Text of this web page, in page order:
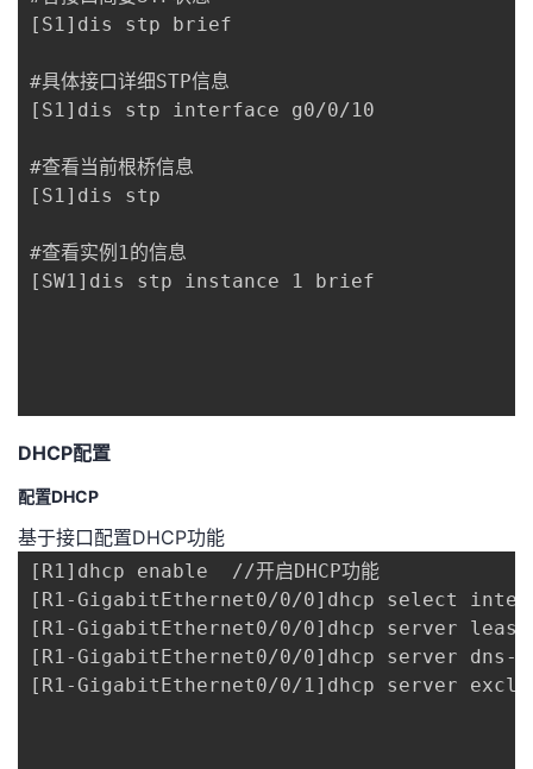
[S1]dis stp brief
#具体接口详细STP信息
[S1]dis stp interface g0/0/10
#查看当前根桥信息
[S1]dis stp
#查看实例1的信息
[SW1]dis stp instance 1 brief
DHCP配置
配置DHCP
基于接口配置DHCP功能
[R1]dhcp enable  //开启DHCP功能
[R1-GigabitEthernet0/0/0]dhcp select
[R1-GigabitEthernet0/0/0]dhcp server lease
[R1-GigabitEthernet0/0/0]dhcp server dns-
[R1-GigabitEthernet0/0/1]dhcp server